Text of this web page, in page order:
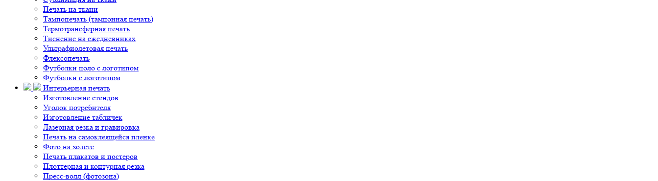
Печать на ткани
Тампопечать (тампонная печать)
Термотрансферная печать
Тиснение на ежедневниках
Ультрафиолетовая печать
Флексопечать
Футболки поло с логотипом
Футболки с логотипом
Интерьерная печать
Изготовление стендов
Уголок потребителя
Изготовление табличек
Лазерная резка и гравировка
Печать на самоклеящейся пленке
Фото на холсте
Печать плакатов и постеров
Плоттерная и контурная резка
Пресс-волл (фотозона)